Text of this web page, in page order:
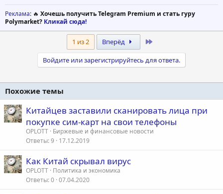
Реклама: 🔥 Хочешь получить Telegram Premium и стать гуру
Polymarket? Кликай сюда!
1 из 2 Вперёд
Войдите или зарегистрируйтесь для ответа.
Похожие темы
Китайцев заставили сканировать лица при
покупке сим-карт на свои телефоны
OPLOTT Биржевые и финансовые новости
Ответы 9 17.12.2019
Как Китай скрывал вирус
OPLOTT Политика и экономика
Ответы 0 07.04.2020